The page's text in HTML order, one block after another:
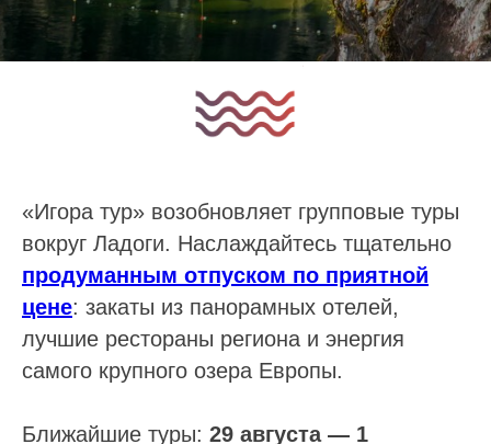
«Игора тур» возобновляет групповые туры
вокруг Ладоги. Наслаждайтесь тщательно
продуманным отпуском по приятной
цене: закаты из панорамных отелей,
лучшие рестораны региона и энергия
самого крупного озера Европы.
Ближайшие туры: 29 августа — 1